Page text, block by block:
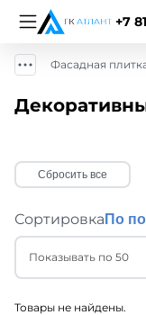
+7
Фасадная
Сбросить все
Сортировка По
Показывать по 50
Товары не найдены.